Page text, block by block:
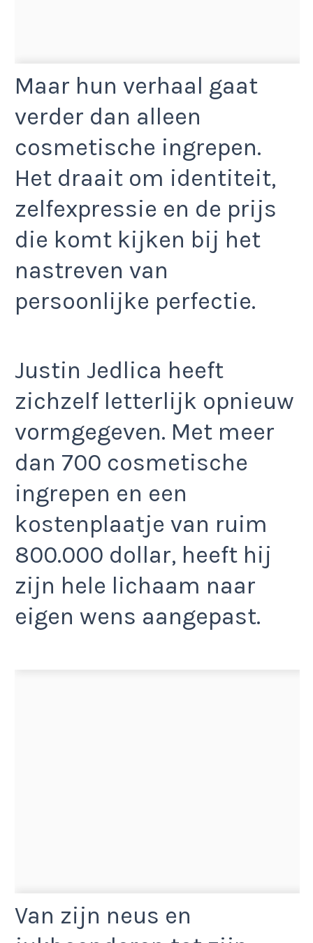
Maar hun verhaal gaat
verder dan alleen
cosmetische ingrepen.
Het draait om identiteit,
zelfexpressie en de prijs
die komt kijken bij het
nastreven van
persoonlijke perfectie.
Justin Jedlica heeft
zichzelf letterlijk opnieuw
vormgegeven. Met meer
dan 700 cosmetische
ingrepen en een
kostenplaatje van ruim
800.000 dollar, heeft hij
zijn hele lichaam naar
eigen wens aangepast.
Van zijn neus en